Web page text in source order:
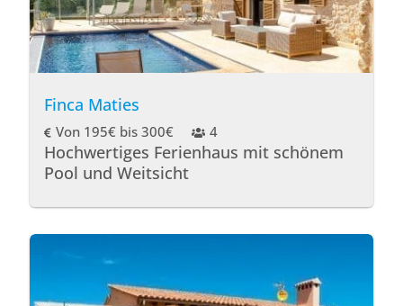
Finca Maties
Von 195€ bis 300€ 4
Hochwertiges Ferienhaus mit schönem
Pool und Weitsicht